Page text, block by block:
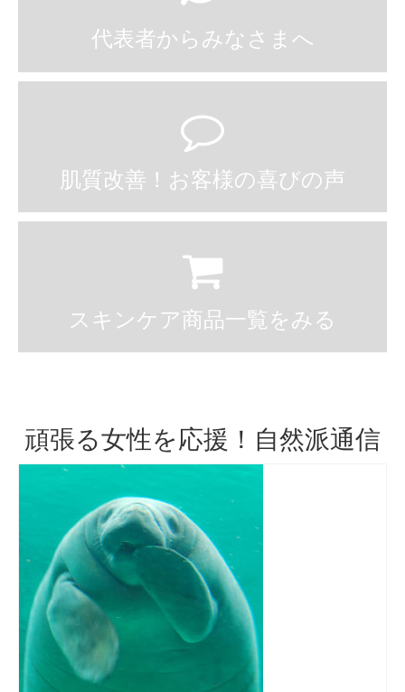
代表者からみなさまへ
肌質改善！お客様の喜びの声
スキンケア商品一覧をみる
頑張る女性を応援！自然派通信